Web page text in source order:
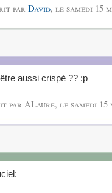
par David, le samedi 15
aussi crispé ?? :p
par ALaure, le samedi 15